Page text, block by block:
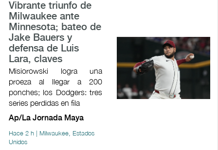
Vibrante triunfo de
Milwaukee ante
Minnesota; bateo de
Jake Bauers y
defensa de Luis
Lara, claves
Misiorowski logra una
proeza al llegar a 200
ponches; los Dodgers: tres
series perdidas en fila
Ap/La Jornada Maya
Hace 2 h | Milwaukee, Estados
Unidos